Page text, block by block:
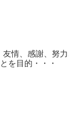
情、感謝、努
を目的・・・